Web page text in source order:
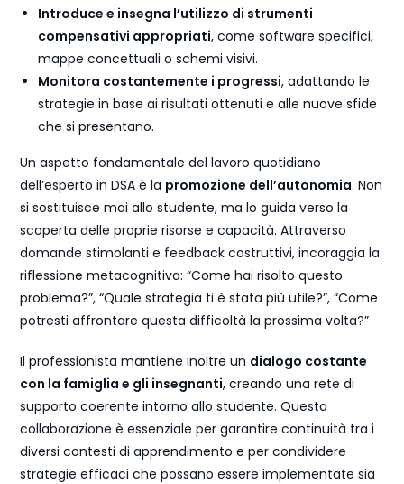
Introduce e insegna l’utilizzo di strumenti
compensativi appropriati, come software specifici,
mappe concettuali o schemi visivi.
Monitora costantemente i progressi, adattando le
strategie in base ai risultati ottenuti e alle nuove sfide
che si presentano.
Un aspetto fondamentale del lavoro quotidiano
dell’esperto in DSA è la promozione dell’autonomia. Non
si sostituisce mai allo studente, ma lo guida verso la
scoperta delle proprie risorse e capacità. Attraverso
domande stimolanti e feedback costruttivi, incoraggia la
riflessione metacognitiva: “Come hai risolto questo
problema?”, “Quale strategia ti è stata più utile?”, “Come
potresti affrontare questa difficoltà la prossima volta?”
Il professionista mantiene inoltre un dialogo costante
con la famiglia e gli insegnanti, creando una rete di
supporto coerente intorno allo studente. Questa
collaborazione è essenziale per garantire continuità tra i
diversi contesti di apprendimento e per condividere
strategie efficaci che possano essere implementate sia